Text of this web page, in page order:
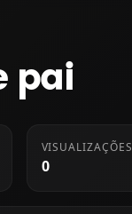
pai
VISUALIZAÇÕES
0